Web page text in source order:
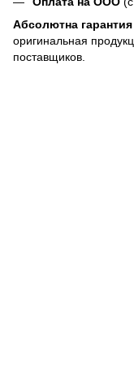
Абсолютна гарантия
оригинальная
поставщиков.